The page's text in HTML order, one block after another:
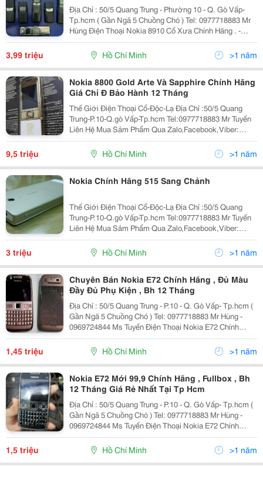
Địa Chỉ : 50/5 Quang Trung - Phường 10 - Q. Gò Vấp-
Tp.hcm ( Gần Ngã 5 Chuồng Chó ) Tel: 0977718883 Mr
Hùng Điện Thoại Nokia 8910 Cổ Xưa Chính Hãng . -
Nokia 8910 Được Thiết Kế Bằng Kim Loại Nguyên Khối,
Nút Trượt Lên Hoà
3,99 triệu Hồ Chí Minh >1 năm
Nokia 8800 Gold Arte Và Sapphire Chính Hãng
Giá Chỉ Đ Bảo Hành 12 Tháng
Thế Giới Điện Thoại Cổ-Độc-Lạ Địa Chỉ :50/5 Quang
Trung-P.10-Q.gò Vấp-Tp.hcm Tel:0977718883 Mr Tuyến
Liên Hệ Mua Sảm Phẩm Qua Zalo,Facebook,Viber:
0977718883 Web:rongmobile.net Kênh Fanpage
;Https://Www.facebook.com/Thegioidienthoaicodocla
Thông Ti
9,5 triệu Hồ Chí Minh >1 năm
Nokia Chính Hãng 515 Sang Chảnh
Thế Giới Điện Thoại Cổ-Độc-Lạ Địa Chỉ :50/5 Quang
Trung-P.10-Q.gò Vấp-Tp.hcm Tel:0977718883 Mr Tuyến
Liên Hệ Mua Sảm Phẩm Qua Zalo,Facebook,Viber:
0977718883 Web:rongmobile.net Kênh Fanpage
;Https://Www.facebook.com/Thegioidienthoaicodocla
Nokia 51
3 triệu Hồ Chí Minh >1 năm
Chuyên Bán Nokia E72 Chính Hãng , Đủ Màu
Đầy Đủ Phụ Kiện , Bh 12 Tháng
Địa Chỉ : 50/5 Quang Trung - P.10 - Q. Gò Vấp- Tp.hcm (
Gần Ngã 5 Chuồng Chó ) Tel: 0977718883 Mr Hùng -
0969724844 Ms Tuyến Điện Thoại Nokia E72 Chính
Hãng Tồn Kho Có Đường Viền Bao Quanh Thân Máy
Bằng Kim Loại Mạ Crôm. Nắp Pin Được Làm
1,45 triệu Hồ Chí Minh >1 năm
Nokia E72 Mới 99,9 Chính Hãng , Fullbox , Bh
12 Tháng Giá Rẻ Nhất Tại Tp Hcm
Địa Chỉ : 50/5 Quang Trung - P.10 - Q. Gò Vấp- Tp.hcm (
Gần Ngã 5 Chuồng Chó ) Tel: 0977718883 Mr Hùng -
0969724844 Ms Tuyến Điện Thoại Nokia E72 Chính
Hãng Tồn Kho Có Đường Viền Bao Quanh Thân Máy
Bằng Kim Loại Mạ Crôm. Nắp Pin Được Làm
1,5 triệu Hồ Chí Minh >1 năm